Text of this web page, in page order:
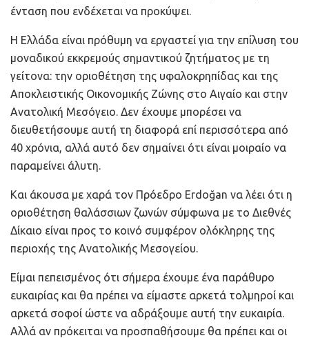
ένταση που ενδέχεται να προκύψει.
Η Ελλάδα είναι πρόθυμη να εργαστεί για την επίλυση του
μοναδικού εκκρεμούς σημαντικού ζητήματος με τη
γείτονα: την οριοθέτηση της υφαλοκρηπίδας και της
Αποκλειστικής Οικονομικής Ζώνης στο Αιγαίο και στην
Ανατολική Μεσόγειο. Δεν έχουμε μπορέσει να
διευθετήσουμε αυτή τη διαφορά επί περισσότερα από
40 χρόνια, αλλά αυτό δεν σημαίνει ότι είναι μοιραίο να
παραμείνει άλυτη.
Και άκουσα με χαρά τον Πρόεδρο Erdoğan να λέει ότι η
οριοθέτηση θαλάσσιων ζωνών σύμφωνα με το Διεθνές
Δίκαιο είναι προς το κοινό συμφέρον ολόκληρης της
περιοχής της Ανατολικής Μεσογείου.
Είμαι πεπεισμένος ότι σήμερα έχουμε ένα παράθυρο
ευκαιρίας και θα πρέπει να είμαστε αρκετά τολμηροί και
αρκετά σοφοί ώστε να αδράξουμε αυτή την ευκαιρία.
Αλλά αν πρόκειται να προσπαθήσουμε θα πρέπει και οι